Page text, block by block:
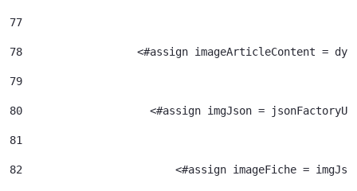
77
78
<#assign imageArticleContent =
79
80
<#assign imgJson =
81
82
<#assign imageFiche =